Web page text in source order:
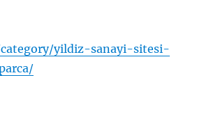
yildiz-sanayi-sitesi-